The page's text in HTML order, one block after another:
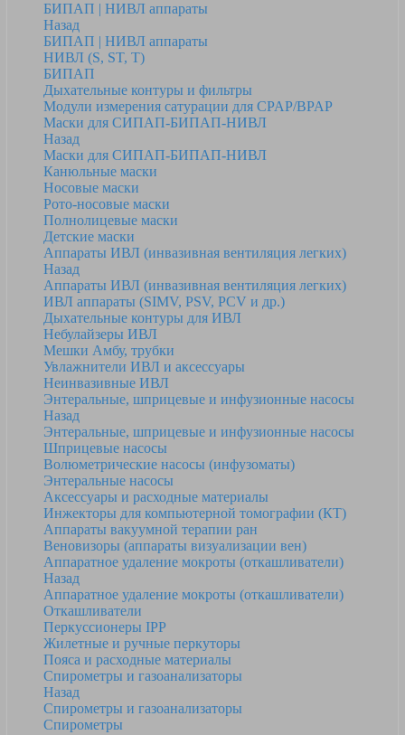
БИПАП | НИВЛ аппараты
Назад
БИПАП | НИВЛ аппараты
НИВЛ (S, ST, T)
БИПАП
Дыхательные контуры и фильтры
Модули измерения сатурации для CPAP/BPAP
Маски для СИПАП-БИПАП-НИВЛ
Назад
Маски для СИПАП-БИПАП-НИВЛ
Канюльные маски
Носовые маски
Рото-носовые маски
Полнолицевые маски
Детские маски
Аппараты ИВЛ (инвазивная вентиляция легких)
Назад
Аппараты ИВЛ (инвазивная вентиляция легких)
ИВЛ аппараты (SIMV, PSV, PCV и др.)
Дыхательные контуры для ИВЛ
Небулайзеры ИВЛ
Мешки Амбу, трубки
Увлажнители ИВЛ и аксессуары
Неинвазивные ИВЛ
Энтеральные, шприцевые и инфузионные насосы
Назад
Энтеральные, шприцевые и инфузионные насосы
Шприцевые насосы
Волюметрические насосы (инфузоматы)
Энтеральные насосы
Аксессуары и расходные материалы
Инжекторы для компьютерной томографии (КТ)
Аппараты вакуумной терапии ран
Веновизоры (аппараты визуализации вен)
Аппаратное удаление мокроты (откашливатели)
Назад
Аппаратное удаление мокроты (откашливатели)
Откашливатели
Перкуссионеры IPP
Жилетные и ручные перкуторы
Пояса и расходные материалы
Спирометры и газоанализаторы
Назад
Спирометры и газоанализаторы
Спирометры